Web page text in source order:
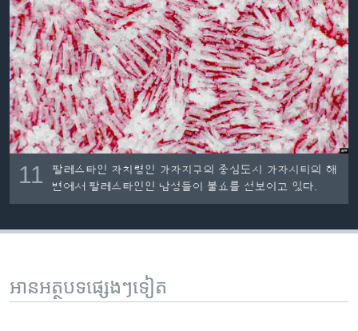
11
팔레스타인 자치령인 가자지구의 중심도시 가자시티의 해
변에서 팔레스타인인 남성들이 불쇼를 선보이고 있다.
អានអត្ថបទផ្សេងៗទៀត